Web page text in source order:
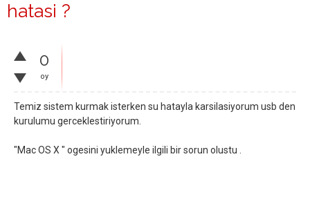
hatasi ?
0
oy
Temiz sistem kurmak isterken su hatayla karsilasiyorum usb den
kurulumu gerceklestiriyorum.
"Mac OS X " ogesini yuklemeyle ilgili bir sorun olustu .